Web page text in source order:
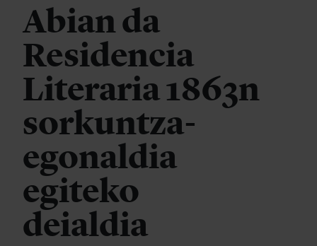
Abian da
Residencia
Literaria 1863n
sorkuntza-
egonaldia
egiteko
deialdia